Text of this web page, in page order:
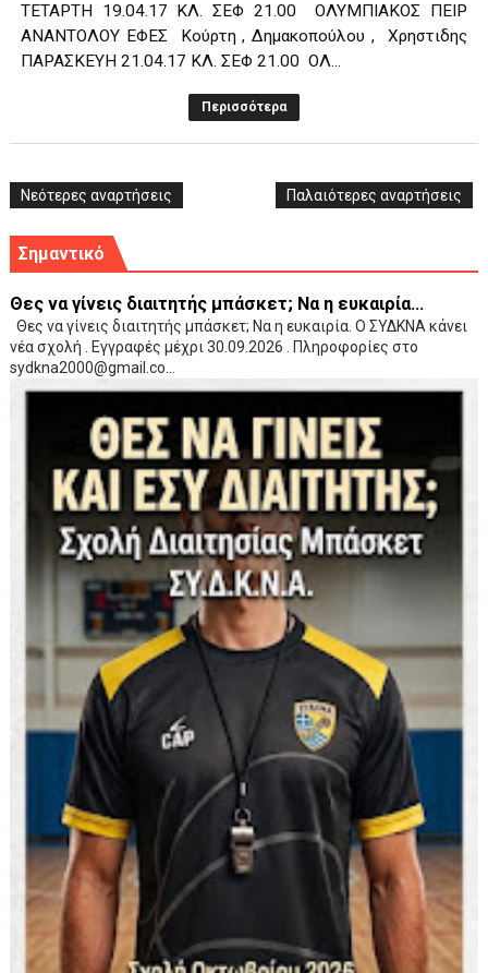
ΤΕΤΑΡΤΗ 19.04.17 ΚΛ. ΣΕΦ 21.00 ΟΛΥΜΠΙΑΚΟΣ ΠΕΙΡ
ΑΝΑΝΤΟΛΟΥ ΕΦΕΣ Κούρτη , Δημακοπούλου , Χρηστιδης
ΠΑΡΑΣΚΕΥΗ 21.04.17 ΚΛ. ΣΕΦ 21.00 ΟΛ...
Περισσότερα
Νεότερες αναρτήσεις Παλαιότερες αναρτήσεις
Σημαντικό
Θες να γίνεις διαιτητής μπάσκετ; Να η ευκαιρία...
Θες να γίνεις διαιτητής μπάσκετ; Να η ευκαιρία. Ο ΣΥΔΚΝΑ κάνει
νέα σχολή . Εγγραφές μέχρι 30.09.2026 . Πληροφορίες στο
sydkna2000@gmail.co...